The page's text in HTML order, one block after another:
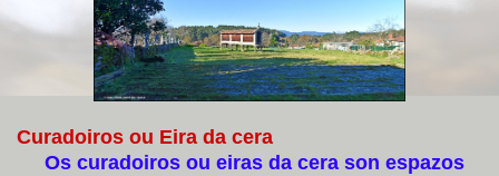
Curadoiros ou Eira da cera
Os curadoiros ou eiras da cera son espazos